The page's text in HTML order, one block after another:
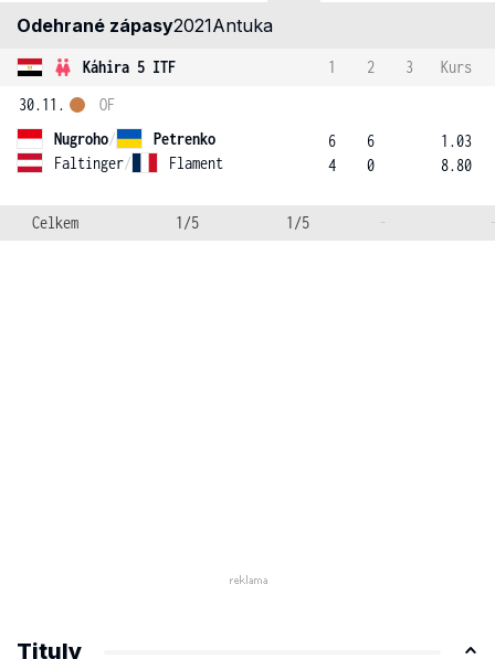
Odehrané zápasy2021Antuka
Káhira 5 ITF 1 2 3
Kurs
30.11.
Nugroho/
Petrenko
Faltinger/ Flament
OF
6
4
6
0
1.03
8.80
Celkem 1/5 1/5 -
Tituly